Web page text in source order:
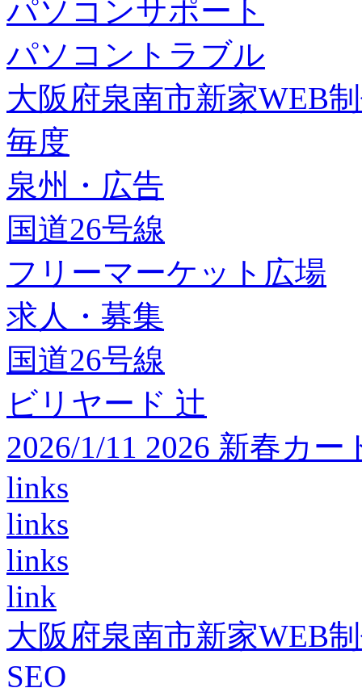
パソコンサポート
パソコントラブル
大阪府泉南市新家WEB
毎度
泉州・広告
国道26号線
フリーマーケット広場
求人・募集
国道26号線
ビリヤード 辻
2026/1/11 2026 新春カ
links
links
links
link
大阪府泉南市新家WEB
SEO